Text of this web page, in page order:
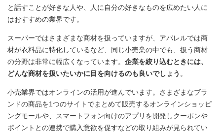
と話すことが好きな人や、人に自分の好きなものを広めたい人に
はおすすめの業界です。
スーパーではさまざまな商材を扱っていますが、アパレルでは商
材が衣料品に特化しているなど、同じ小売業の中でも、扱う商材
の分野は非常に幅広くなっています。 企業を絞り込むときには、
どんな商材を扱いたいかに目を向けるのも良いでしょう 。
小売業界ではオンラインの活用が進んでいます。さまざまなブラ
ンドの商品を1つのサイトでまとめて販売するオンラインショッピ
ングモールや、スマートフォン向けのアプリを開発しクーポンや
ポイントとの連携で購入意欲を促すなどの取り組みが見られてい